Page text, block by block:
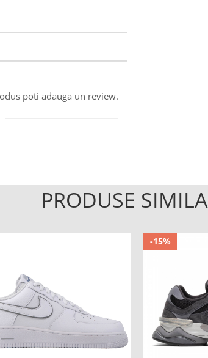
poti adauga un review.
PRODUSE
-15%